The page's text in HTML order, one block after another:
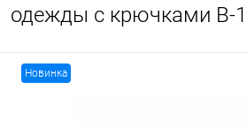
одежды с крючками В-
Новинка